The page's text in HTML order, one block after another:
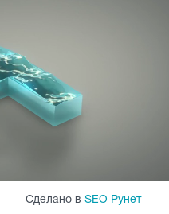
Сделано в SEO Рунет